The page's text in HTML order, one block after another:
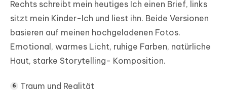
Rechts schreibt mein heutiges Ich einen Brief, links
sitzt mein Kinder-Ich und liest ihn. Beide Versionen
basieren auf meinen hochgeladenen Fotos.
Emotional, warmes Licht, ruhige Farben, natürliche
Haut, starke Storytelling- Komposition.
Traum und Realität